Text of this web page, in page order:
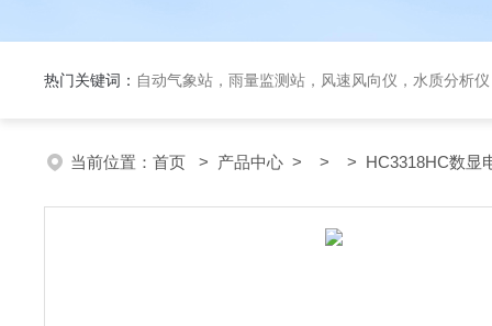
热门关键词： 自动气象站，雨量监测站，风速风向仪，水质分析
当前位置： 首页 > 产品中心 > > > HC3318HC数显